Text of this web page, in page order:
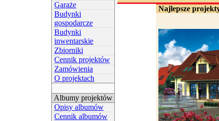
Garaże
Budynki
gospodarcze
Budynki
inwentarskie
Zbiorniki
Cennik projektów
Zamówienia
O projektach
Albumy projektów
Opisy albumów
Cennik albumów
Najlepsze